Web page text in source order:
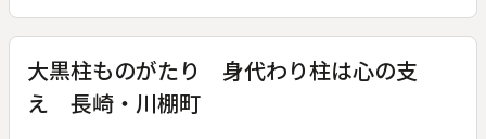
大黒柱ものがたり 身代わり柱は心の支
え 長崎・川棚町